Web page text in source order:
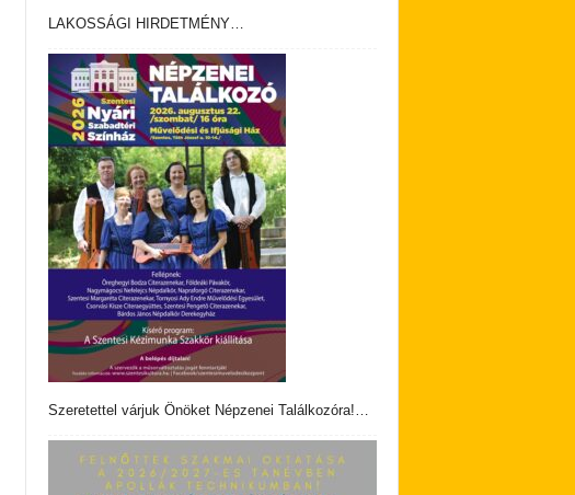
LAKOSSÁGI HIRDETMÉNY…
Szeretettel várjuk Önöket Népzenei Találkozóra!…